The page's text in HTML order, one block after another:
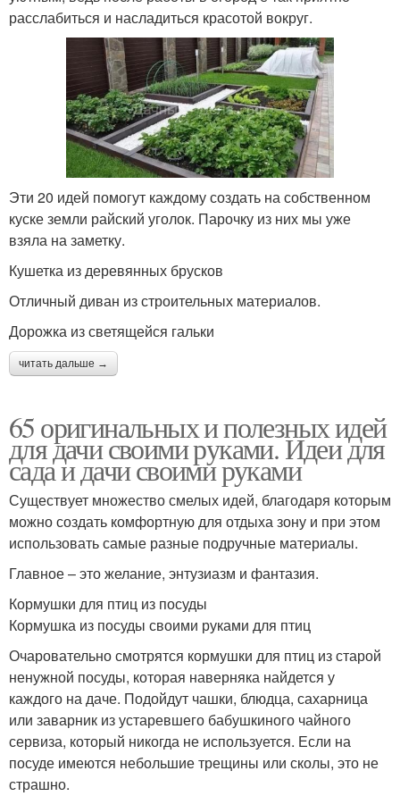
расслабиться и насладиться красотой вокруг.
Эти 20 идей помогут каждому создать на собственном
куске земли райский уголок. Парочку из них мы уже
взяла на заметку.
Кушетка из деревянных брусков
Отличный диван из строительных материалов.
Дорожка из светящейся гальки
читать дальше →
65 оригинальных и полезных идей
для дачи своими руками. Идеи для
сада и дачи своими руками
Существует множество смелых идей, благодаря которым
можно создать комфортную для отдыха зону и при этом
использовать самые разные подручные материалы.
Главное – это желание, энтузиазм и фантазия.
Кормушки для птиц из посуды
Кормушка из посуды своими руками для птиц
Очаровательно смотрятся кормушки для птиц из старой
ненужной посуды, которая наверняка найдется у
каждого на даче. Подойдут чашки, блюдца, сахарница
или заварник из устаревшего бабушкиного чайного
сервиза, который никогда не используется. Если на
посуде имеются небольшие трещины или сколы, это не
страшно.